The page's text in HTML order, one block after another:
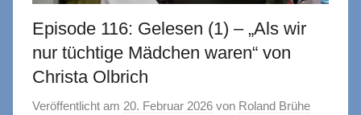
Episode 116: Gelesen (1) – „Als wir
nur tüchtige Mädchen waren“ von
Christa Olbrich
Veröffentlicht am 20. Februar 2026 von Roland Brühe